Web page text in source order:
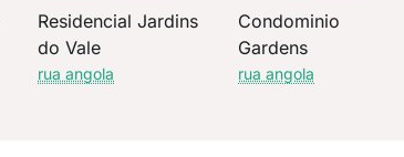
Residencial Jardins
do Vale
rua angola
Condominio
Gardens
rua angola